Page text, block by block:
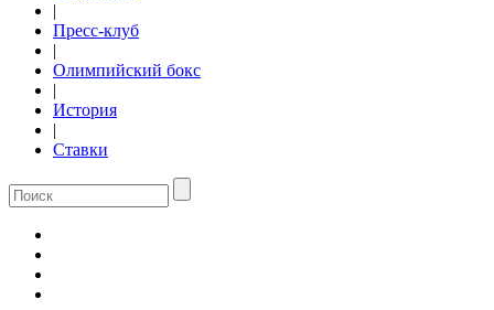
|
Пресс-клуб
|
Олимпийский бокс
|
История
|
Ставки